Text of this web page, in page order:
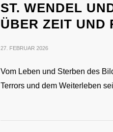
ST. WENDEL
ÜBER ZEIT UND
27. FEBRUAR 2026
Vom Leben und Sterben des
Terrors und dem Weiterleben